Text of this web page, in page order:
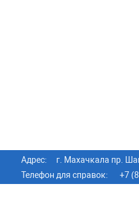
Адрес:
г. Махачкала пр.
Телефон для справок:
+7